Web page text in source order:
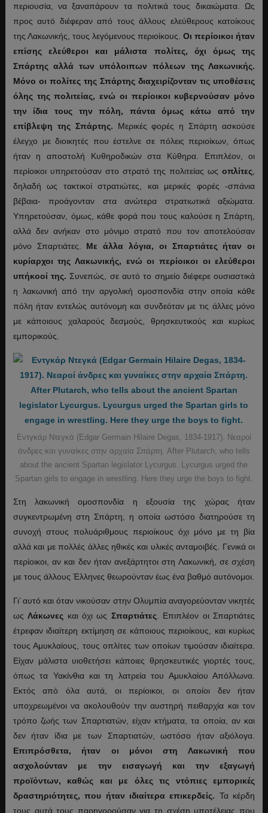
περιουσία, να ξαναπάρουν τα πολιτικά τους δικαιώματα. Ως
προς αυτό διέφεραν από τους άλλους ελεύθερους κατοίκους
της Λακωνικής, τους λεγόμενους περιοίκους.Οι περίοικοι ήταν
επίσης ελεύθεροι και μάλιστα πολίτες, όχι όμως της
Σπάρτης αλλά των υπόλοιπων πόλεων της Λακωνικής.
Μόνο οι πολίτες της Σπάρτης διαχειρίζονταν τις υποθέσεις
όλης της πολιτείας, ενώ οι περίοικοι κυβερνούσαν μόνο
την ίδια τους την πόλη, πάντα όμως κάτω από την
επίβλεψη της Σπάρτης. Μερικές φορές η Σπάρτη ασκούσε
έλεγχο με διοικητές που έστελνε σε πόλεις περιοίκων, όπως
ήταν η αποστολή Κυθηροδικών στα Κύθηρα. Επιπλέον, οι
περίοικοι υπηρετούσαν στο στρατό της πολιτείας ωςοπλίτες
δηλαδή ως τακτικοί στρατιώτες, και μερικές φορές -σπάνια
βέβαια- προάγονταν στα ανώτερα στρατιωτικά αξιώματα.
Υπηρετούσαν, όμως, κάθε φορά που τους καλούσε η Σπάρτη,
αλλά δεν ανήκαν στο μόνιμο στρατό που τον αποτελούσαν
μόνο Σπαρτιάτες. Με άλλα λόγια, οι Σπαρτιάτες ήταν οι
κυρίαρχοι της Λακωνικής, ενώ οι περίοικοι οι ελεύθεροι
υπήκοοί της. Συνεπώς, σε αυτό το σημείο διέφερε ουσιαστικά
η λακωνική από την αργολική ομοσπονδία στην οποία κάθε
πόλη ήταν εντελώς αυτόνομη και συνδεόταν με τις άλλες μόνο
με κάποιους χαλαρούς δεσμούς, θρησκευτικούς και κυρίως
εμπορικούς.
Εντγκάρ Ντεγκά (Edgar Germain Hilaire Degas, 1834-1917). Νεαροί
άνδρες και γυναίκες στην αρχαία Σπάρτη. After Plutarch, who tells
about the ancient Spartan legislator Lycurgus. Lycurgus urged the
Spartan girls to engage in wrestling. Here they urge the boys to fight.
Στη λακωνική ομοσπονδία η εξουσία της χώρας ήταν
συγκεντρωμένη στη Σπάρτη, η οποία ωστόσο διατηρούσε τη
συνοχή στους πολυάριθμους περιοίκους όχι μόνο με τη βία
αλλά και με πολλές άλλες ηθικές και υλικές ανταμοιβές. Γενικά οι
περίοικοι, αν και δεν ήταν ανεξάρτητοι στη Λακωνική, σε σχέση
με τους άλλους Έλληνες θεωρούνταν έως ένα βαθμό αυτόνομοι.
Γι’ αυτό και όταν νικούσαν στην Ολυμπία αναγορεύονταν νικητές
ωςΛάκωνες και όχι ως Σπαρτιάτες . Επιπλέον οι Σπαρτιάτες
έτρεφαν ιδιαίτερη εκτίμηση σε κάποιους περιοίκους, και κυρίως
τους Αμυκλαίους, τους οπλίτες των οποίων τιμούσαν ιδιαίτερα.
Είχαν μάλιστα υιοθετήσει κάποιες θρησκευτικές γιορτές τους,
όπως τα Υακίνθια και τη λατρεία του Αμυκλαίου Απόλλωνα.
Εκτός από όλα αυτά, οι περίοικοι, οι οποίοι δεν ήταν
υποχρεωμένοι να ακολουθούν την αυστηρή πειθαρχία και τον
τρόπο ζωής των Σπαρτιατών, είχαν κτήματα, τα οποία, αν και
δεν ήταν ίδια με των Σπαρτιατών, ωστόσο ήταν αξιόλογα.
Επιπρόσθετα, ήταν οι μόνοι στη Λακωνική που
ασχολούνταν με την εισαγωγή και την εξαγωγή
προϊόντων, καθώς και με όλες τις ντόπιες εμπορικές
δραστηριότητες, που ήταν ιδιαίτερα επικερδείς. Τα κέρδη
τους αυτά τους παρηγορούσαν για τη σχέση υποτέλειας που